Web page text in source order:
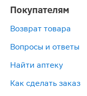
Покупателям
Возврат товара
Вопросы и ответы
Найти аптеку
Как сделать заказ